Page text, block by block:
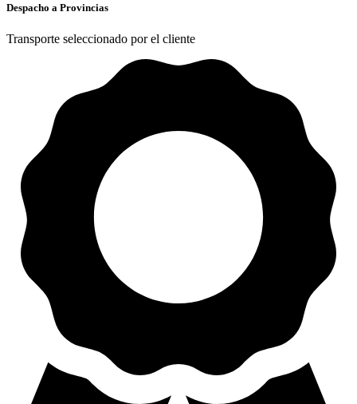
Despacho a Provincias
Transporte seleccionado por el cliente